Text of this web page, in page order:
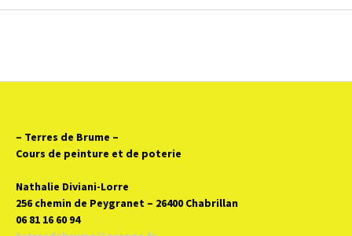
– Terres de Brume –
Cours de peinture et de poterie
Nathalie Diviani-Lorre
256 chemin de Peygranet – 26400 Chabrillan
06 81 16 60 94